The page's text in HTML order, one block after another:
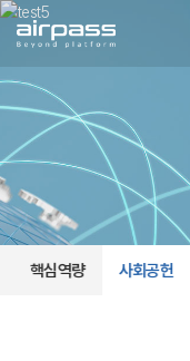
핵심역량 사회공헌